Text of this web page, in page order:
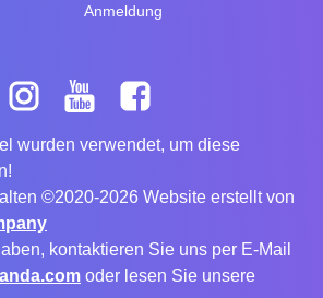
Anmeldung
wurden verwendet, um diese
©2020-2026 Website erstellt von
kontaktieren Sie uns per E-Mail
oder lesen Sie unsere